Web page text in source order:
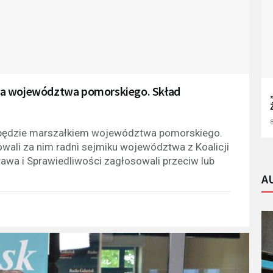
województwa pomorskiego. Skład
marszałkiem województwa pomorskiego.
za nim radni sejmiku województwa z Koalicji
i Sprawiedliwości zagłosowali przeciw lub